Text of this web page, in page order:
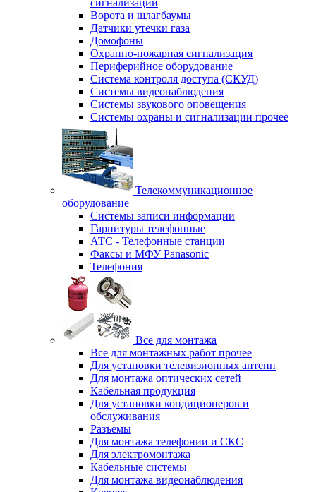
сигнализации
Ворота и шлагбаумы
Датчики утечки газа
Домофоны
Охранно-пожарная сигнализация
Периферийное оборудование
Система контроля доступа (СКУД)
Системы видеонаблюдения
Системы звукового оповещения
Системы охраны и сигнализации прочее
Телекоммуникационное
оборудование
Системы записи информации
Гарнитуры телефонные
АТС - Телефонные станции
Факсы и МФУ Panasonic
Телефония
Все для монтажа
Все для монтажных работ прочее
Для установки телевизионных антенн
Для монтажа оптических сетей
Кабельная продукция
Для установки кондиционеров и
обслуживания
Разъемы
Для монтажа телефонии и СКС
Для электромонтажа
Кабельные системы
Для монтажа видеонаблюдения